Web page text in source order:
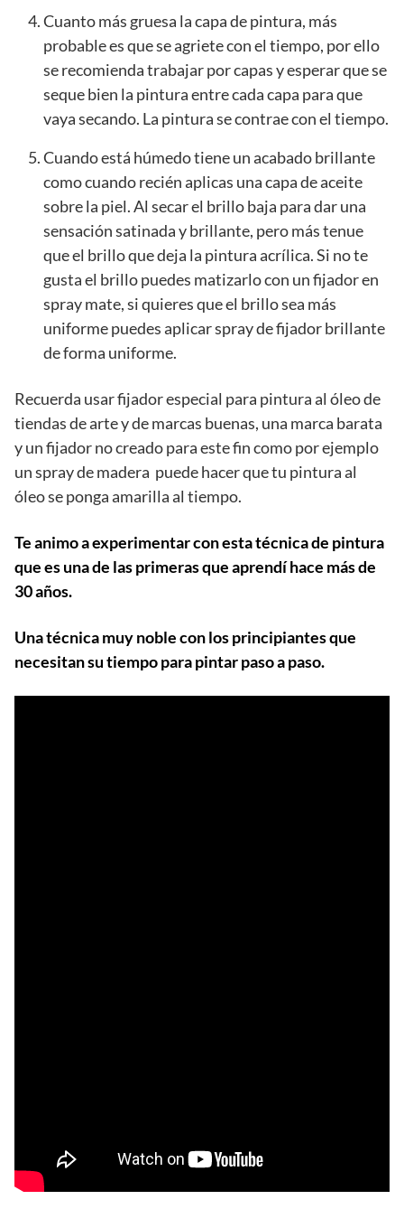
Cuanto más gruesa la capa de pintura, más
probable es que se agriete con el tiempo, por ello
se recomienda trabajar por capas y esperar que se
seque bien la pintura entre cada capa para que
vaya secando. La pintura se contrae con el tiempo.
Cuando está húmedo tiene un acabado brillante
como cuando recién aplicas una capa de aceite
sobre la piel. Al secar el brillo baja para dar una
sensación satinada y brillante, pero más tenue
que el brillo que deja la pintura acrílica. Si no te
gusta el brillo puedes matizarlo con un fijador en
spray mate, si quieres que el brillo sea más
uniforme puedes aplicar spray de fijador brillante
de forma uniforme.
Recuerda usar fijador especial para pintura al óleo de
tiendas de arte y de marcas buenas, una marca barata
y un fijador no creado para este fin como por ejemplo
un spray de madera puede hacer que tu pintura al
óleo se ponga amarilla al tiempo.
Te animo a experimentar con esta técnica de pintura
que es una de las primeras que aprendí hace más de
30 años.
Una técnica muy noble con los principiantes que
necesitan su tiempo para pintar paso a paso.